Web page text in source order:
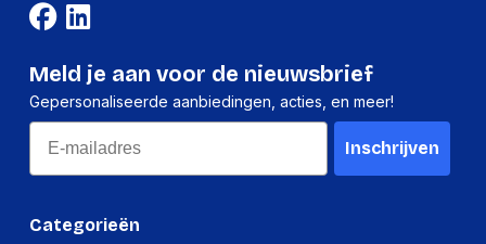
Categorieën
Meld je aan voor de nieuwsbrief
Gepersonaliseerde aanbiedingen, acties, en meer!
Email
Inschrijven